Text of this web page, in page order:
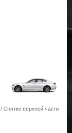
/ Снятие верхней части